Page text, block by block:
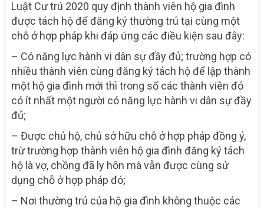
Luật Cư trú 2020 quy định thành viên hộ gia đình
được tách hộ để đăng ký thường trú tại cùng một
chỗ ở hợp pháp khi đáp ứng các điều kiện sau đây:
– Có năng lực hành vi dân sự đầy đủ; trường hợp có
nhiều thành viên cùng đăng ký tách hộ để lập thành
một hộ gia đình mới thì trong số các thành viên đó
có ít nhất một người có năng lực hành vi dân sự đầy
đủ;
– Được chủ hộ, chủ sở hữu chỗ ở hợp pháp đồng ý,
trừ trường hợp thành viên hộ gia đình đăng ký tách
hộ là vợ, chồng đã ly hôn mà vẫn được cùng sử
dụng chỗ ở hợp pháp đó;
– Nơi thường trú của hộ gia đình không thuộc các